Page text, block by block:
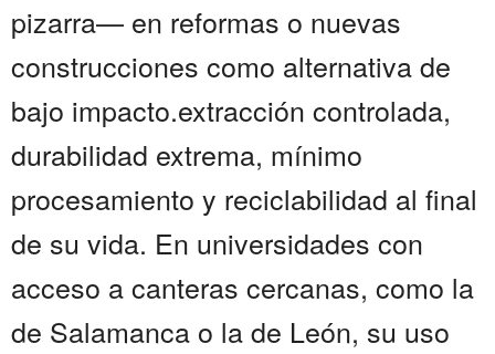
pizarra— en reformas o nuevas
construcciones como alternativa de
bajo impacto.extracción controlada,
durabilidad extrema, mínimo
procesamiento y reciclabilidad al final
de su vida. En universidades con
acceso a canteras cercanas, como la
de Salamanca o la de León, su uso